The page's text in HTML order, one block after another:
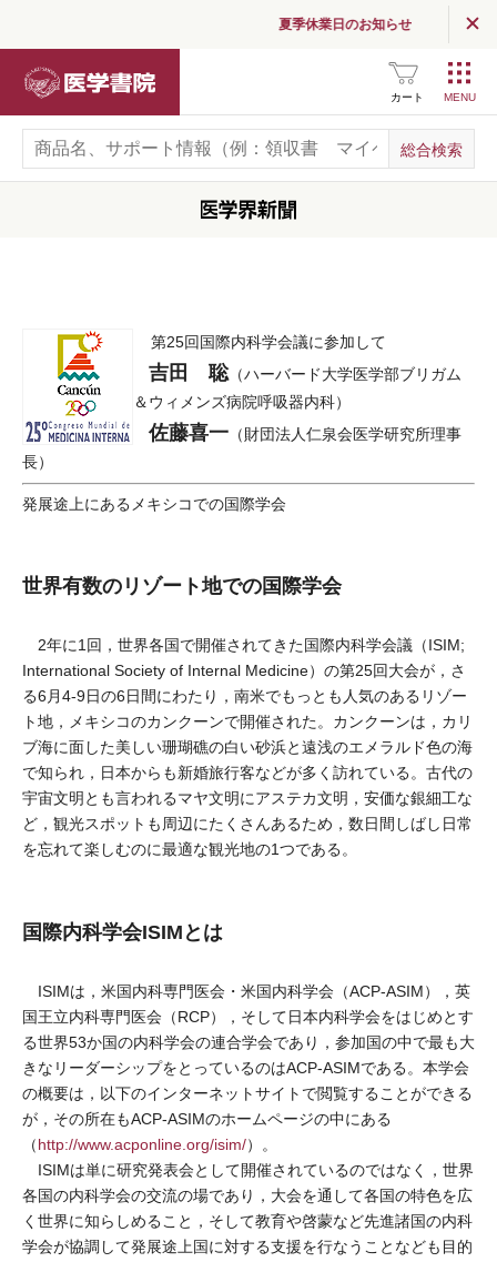
夏季休業日のお知らせ
カート
第25回国際内科学会議に参加して
吉田 聡（ハーバード大学医学部ブリガム
＆ウィメンズ病院呼吸器内科）
佐藤喜一 （財団法人仁泉会医学研究所理事
長）
発展途上にあるメキシコでの国際学会
世界有数のリゾート地での国際学会
2年に1回，世界各国で開催されてきた国際内科学会議（ISIM;
International Society of Internal Medicine）の第25回大会が，さ
る6月4-9日の6日間にわたり，南米でもっとも人気のあるリゾー
ト地，メキシコのカンクーンで開催された。カンクーンは，カリ
ブ海に面した美しい珊瑚礁の白い砂浜と遠浅のエメラルド色の海
で知られ，日本からも新婚旅行客などが多く訪れている。古代の
宇宙文明とも言われるマヤ文明にアステカ文明，安価な銀細工な
ど，観光スポットも周辺にたくさんあるため，数日間しばし日常
を忘れて楽しむのに最適な観光地の1つである。
国際内科学会ISIMとは
ISIMは，米国内科専門医会・米国内科学会（ACP-ASIM），英
国王立内科専門医会（RCP），そして日本内科学会をはじめとす
る世界53か国の内科学会の連合学会であり，参加国の中で最も大
きなリーダーシップをとっているのはACP-ASIMである。本学会
の概要は，以下のインターネットサイトで閲覧することができる
が，その所在もACP-ASIMのホームページの中にある
（http://www.acponline.org/isim/）。
ISIMは単に研究発表会として開催されているのではなく，世界
各国の内科学会の交流の場であり，大会を通して各国の特色を広
く世界に知らしめること，そして教育や啓蒙など先進諸国の内科
学会が協調して発展途上国に対する支援を行なうことなども目的